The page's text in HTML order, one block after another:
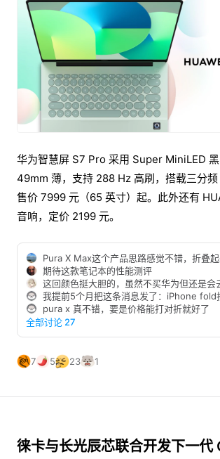
华为智慧屏 S7 Pro 采用 Super MiniLED
49mm 薄，支持 288 Hz 高刷，搭载三分频
售价 7999 元（65 英寸）起。此外还有
音响，定价 2199 元。
期待这款笔记本的性能测评
pura x 真不错，要是价格能打对折就好了
全部讨论 27
7 5 23 1
徕卡与长光辰芯联合开发下一代